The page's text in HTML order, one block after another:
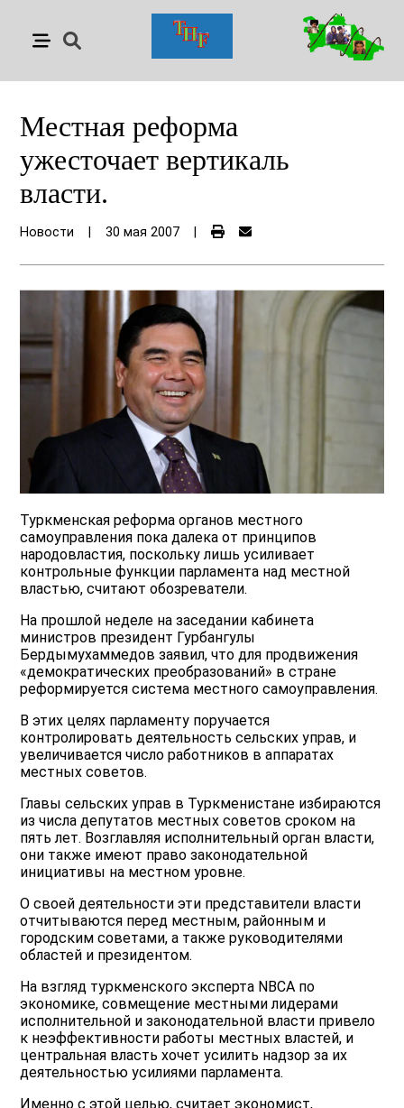
Местная реформа
ужесточает вертикаль
власти.
Новости 30 мая 2007
Туркменская реформа органов местного
самоуправления пока далека от принципов
народовластия, поскольку лишь усиливает
контрольные функции парламента над местной
властью, считают обозреватели.
На прошлой неделе на заседании кабинета
министров президент Гурбангулы
Бердымухаммедов заявил, что для продвижения
«демократических преобразований» в стране
реформируется система местного самоуправления.
В этих целях парламенту поручается
контролировать деятельность сельских управ, и
увеличивается число работников в аппаратах
местных советов.
Главы сельских управ в Туркменистане избираются
из числа депутатов местных советов сроком на
пять лет. Возглавляя исполнительный орган власти,
они также имеют право законодательной
инициативы на местном уровне.
О своей деятельности эти представители власти
отчитываются перед местным, районным и
городским советами, а также руководителями
областей и президентом.
На взгляд туркменского эксперта NBCA по
экономике, совмещение местными лидерами
исполнительной и законодательной власти привело
к неэффективности работы местных властей, и
центральная власть хочет усилить надзор за их
деятельностью усилиями парламента.
Именно с этой целью, считает экономист,